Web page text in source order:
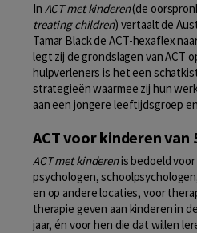
In ACT met kinderen(de
treating children) vertaalt de
Tamar Black de ACT-hexaflex
legt zij de grondslagen van ACT
hulpverleners is het een
strategieën waarmee zij hun
aan een jongere leeftijdsgroep
ACT voor kinderen van
ACT met kinderenis bedoeld
psychologen,
en op andere locaties, voor
therapie geven aan kinderen in
jaar, én voor hen die dat willen